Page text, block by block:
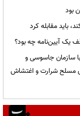
بود
باید مقابله کرد
یک آیین‌نامه چه بود؟
مزدوران مرتبط با سازمان جاسوسی و
نفر از اعضای باندهای مسلح شرارت و اغتشاش